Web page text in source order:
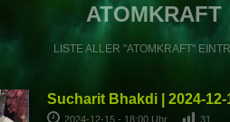
ATOMKRAFT
LISTE ALLER "ATOMKRAFT"
Sucharit Bhakdi | 2024-
2024-12-15 - 18:00 Uhr 31